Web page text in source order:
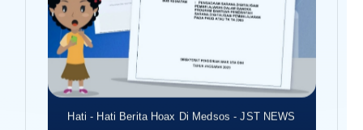
Hati - Hati Berita Hoax Di Medsos - JST NEWS